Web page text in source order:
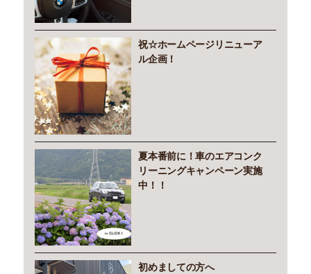
祝☆ホームページリニューア
ル企画！
夏本番前に！車のエアコンク
リーニングキャンペーン実施
中！！
初めましての方へ